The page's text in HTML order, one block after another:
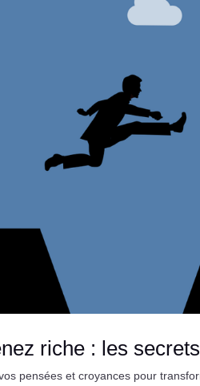
riche : les
pensées et croyances pour